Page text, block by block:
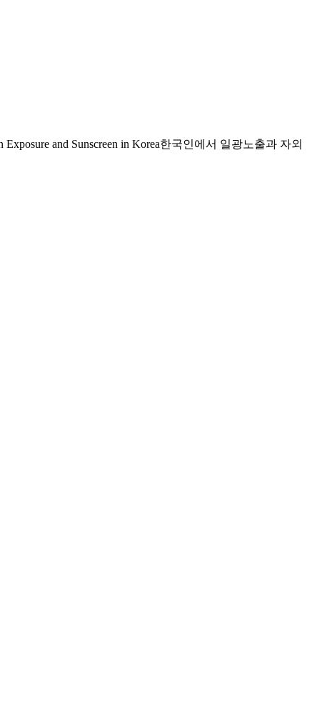
and Sunscreen in Korea한국인에서 일광노출과 자외